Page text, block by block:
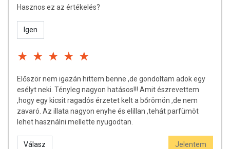
Limonene, Eugenol.
Minőségét megőrzi: a csomagoláson / terméken jelezett időppontig.
Forgalmazó:Wise Tree Kft.
hogy naprakészek legyenek. Szeretnénk felhívni azonban a figyelmet,
Hasznos ez az értékelés?
Igen
Először nem igazán hittem benne ,de gondoltam adok egy
esélyt neki. Tényleg nagyon hatásos!!! Amit észrevettem
,hogy egy kicsit ragadós érzetet kelt a bőrömön ,de nem
zavaró. Az illata nagyon enyhe és elillan ,tehát parfümöt
lehet használni mellette nyugodtan.
Válasz Jelentem